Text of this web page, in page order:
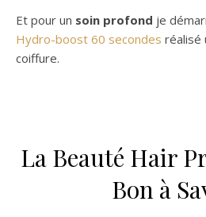
Et pour un soin profond je
Hydro-boost 60 secondes réalisé
coiffure.
La Beauté Hair
Bon à